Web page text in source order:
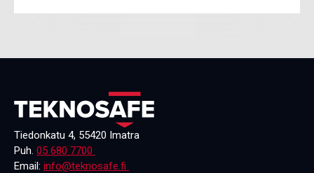
Tiedonkatu 4, 55420 Imatra
Puh. 05 680 7700
Email: info@teknosafe.fi